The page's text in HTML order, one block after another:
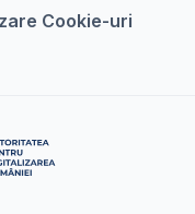
Cookie-uri